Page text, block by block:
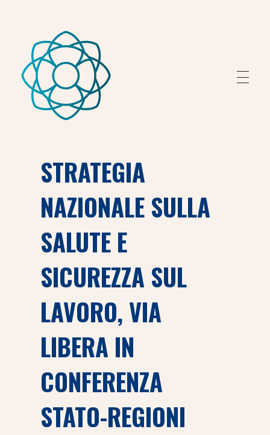
STRATEGIA
NAZIONALE SULLA
SALUTE E
SICUREZZA SUL
LAVORO, VIA
LIBERA IN
CONFERENZA
STATO-REGIONI